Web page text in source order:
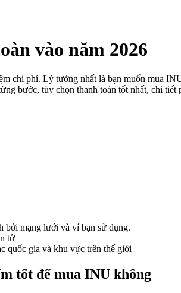
chấp
vào năm 2026
chi phí. Lý tưởng nhất là bạn muốn mua
bước, tùy chọn thanh toán tốt nhất, chi
bởi mạng lưới và ví bạn sử dụng.
tử
quốc gia và khu vực trên thế giới
tốt để mua INU không